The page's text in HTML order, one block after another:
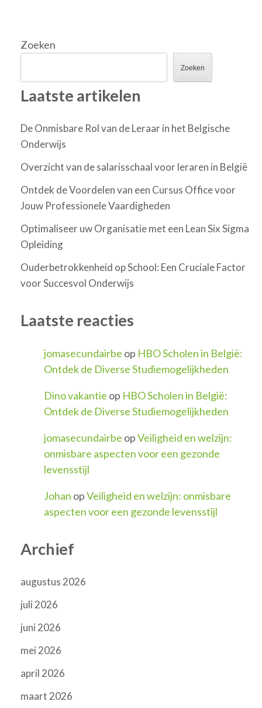
Zoeken
Zoeken
Laatste artikelen
De Onmisbare Rol van de Leraar in het Belgische
Onderwijs
Overzicht van de salarisschaal voor leraren in België
Ontdek de Voordelen van een Cursus Office voor
Jouw Professionele Vaardigheden
Optimaliseer uw Organisatie met een Lean Six Sigma
Opleiding
Ouderbetrokkenheid op School: Een Cruciale Factor
voor Succesvol Onderwijs
Laatste reacties
jomasecundairbe op HBO Scholen in België:
Ontdek de Diverse Studiemogelijkheden
Dino vakantie op HBO Scholen in België:
Ontdek de Diverse Studiemogelijkheden
jomasecundairbe opVeiligheid en welzijn:
onmisbare aspecten voor een gezonde
levensstijl
Johan opVeiligheid en welzijn: onmisbare
aspecten voor een gezonde levensstijl
Archief
augustus 2026
juli 2026
juni 2026
mei 2026
april 2026
maart 2026